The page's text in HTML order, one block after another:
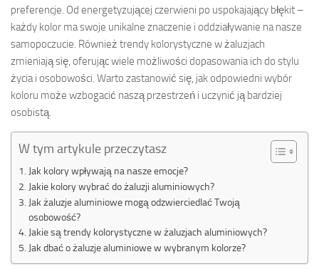
preferencje. Od energetyzującej czerwieni po uspokajający błękit –
każdy kolor ma swoje unikalne znaczenie i oddziaływanie na nasze
samopoczucie. Również trendy kolorystyczne w żaluzjach
zmieniają się, oferując wiele możliwości dopasowania ich do stylu
życia i osobowości. Warto zastanowić się, jak odpowiedni wybór
koloru może wzbogacić naszą przestrzeń i uczynić ją bardziej
osobistą.
W tym artykule przeczytasz
Jak kolory wpływają na nasze emocje?
Jakie kolory wybrać do żaluzji aluminiowych?
Jak żaluzje aluminiowe mogą odzwierciedlać Twoją
osobowość?
Jakie są trendy kolorystyczne w żaluzjach aluminiowych?
Jak dbać o żaluzje aluminiowe w wybranym kolorze?